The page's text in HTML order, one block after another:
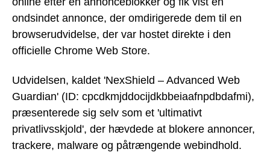
ondsindet annonce, der omdirigerede dem til en
browserudvidelse, der var hostet direkte i den
officielle Chrome Web Store.
Udvidelsen, kaldet 'NexShield – Advanced Web
Guardian' (ID: cpcdkmjddocijdkbbeiaafnpdbdafmi),
præsenterede sig selv som et 'ultimativt
privatlivsskjold', der hævdede at blokere annoncer,
trackere, malware og påtrængende webindhold.